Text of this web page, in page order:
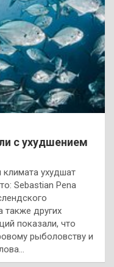
с ухудшением
климата ухудшат
Sebastian Pena
также других
показали, что
рыболовству и